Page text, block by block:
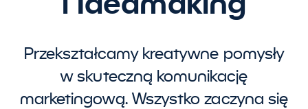
Przekształcamy kreatywne pomysły
w skuteczną komunikację
marketingową. Wszystko zaczyna się